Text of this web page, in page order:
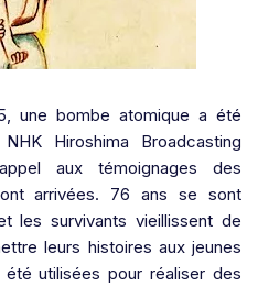
une bombe atomique a été
Hiroshima Broadcasting
aux témoignages des
arrivées. 76 ans se sont
les survivants vieillissent de
leurs histoires aux jeunes
utilisées pour réaliser des